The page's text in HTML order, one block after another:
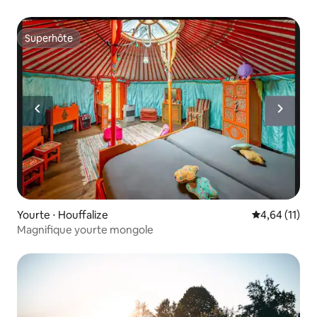
Superhôte
Superhôte
Yourte ⋅ Houffalize Évaluation
4,64 (11)
Magnifique yourte mongole